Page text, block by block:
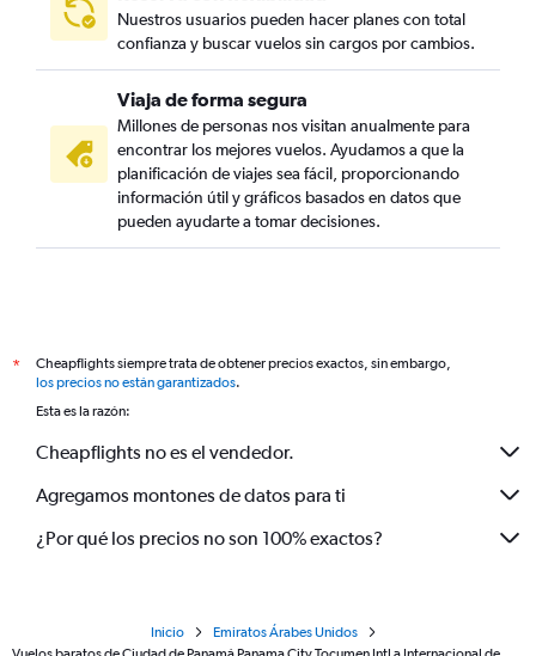
Nuestros usuarios pueden hacer planes con total
confianza y buscar vuelos sin cargos por cambios.
Viaja de forma segura
Millones de personas nos visitan anualmente para
encontrar los mejores vuelos. Ayudamos a que la
planificación de viajes sea fácil, proporcionando
información útil y gráficos basados en datos que
pueden ayudarte a tomar decisiones.
*
Cheapflights siempre trata de obtener precios exactos, sin embargo,
los precios no están garantizados.
Esta es la razón:
Cheapflights no es el vendedor.
Agregamos montones de datos para ti
¿Por qué los precios no son 100% exactos?
Inicio
Emiratos Árabes Unidos